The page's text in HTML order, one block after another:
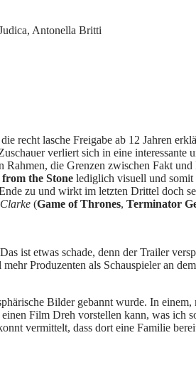
Antonella Britti
recht lasche Freigabe ab 12 Jahren
verliert sich in eine interessante
Rahmen, die Grenzen zwischen Fakt
from the Stone lediglich visuell und somit
zu und wirkt im letzten Drittel doch
(Game of Thrones, Terminator
ist etwas schade, denn der Trailer
Produzenten als Schauspieler an
Bilder gebannt wurde. In
Film Dreh vorstellen kann, was ich
vermittelt, dass dort eine Familie